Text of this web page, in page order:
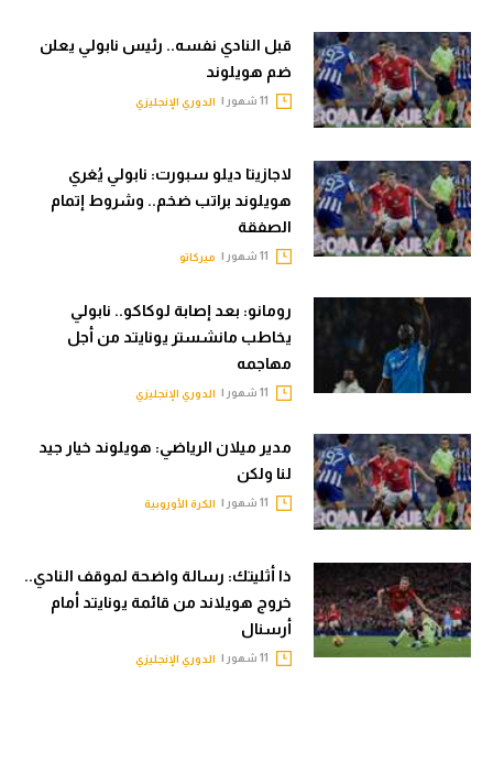
قبل النادي نفسه.. رئيس نابولي يعلن
ضم هويلوند
الدوري الإنجليزي
لاجازيتا ديلو سبورت: نابولي يُغري
هويلوند براتب ضخم.. وشروط إتمام
الصفقة
ميركاتو
رومانو: بعد إصابة لوكاكو.. نابولي
يخاطب مانشستر يونايتد من أجل
مهاجمه
الدوري الإنجليزي
مدير ميلان الرياضي: هويلوند خيار جيد
لنا ولكن
الكرة الأوروبية
ذا أثليتك: رسالة واضحة لموقف النادي..
خروج هويلاند من قائمة يونايتد أمام
أرسنال
الدوري الإنجليزي